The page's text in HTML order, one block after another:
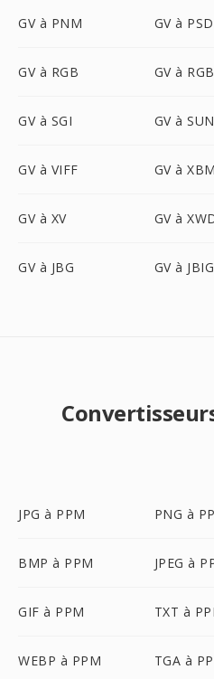
GV à PNM GV à PSD
GV à RGB GV à
GV à SGI GV à SUN
GV à VIFF GV à XBM
GV à XV GV à
GV à JBG GV à JBIG
JPG à PPM PNG à
BMP à PPM JPEG à
GIF à PPM TXT à
WEBP à PPM TGA à